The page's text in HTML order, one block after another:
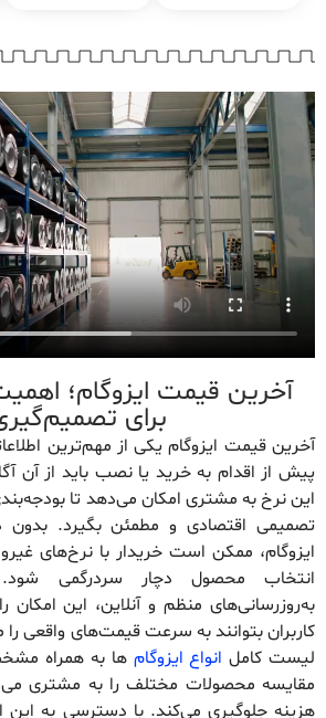
آخرین قیمت ایزوگام؛
برای
آخرین قیمت ایزوگام یکی از مهم‌ترین
پیش از اقدام به خرید یا نصب باید از آن
این نرخ به مشتری امکان می‌دهد تا
تصمیمی اقتصادی و مطمئن بگیرد.
ایزوگام، ممکن است خریدار با نرخ‌های
انتخاب محصول دچار سردرگمی شود.
به‌روزرسانی‌های منظم و آنلاین، این
کاربران بتوانند به سرعت قیمت‌های واقعی
لیست کامل انواع ایزوگام ها به همراه
مقایسه محصولات مختلف را به مشتری
هزینه جلوگیری می‌کند. با دسترسی به این